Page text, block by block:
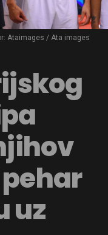
Ataimages / Ata images
uz